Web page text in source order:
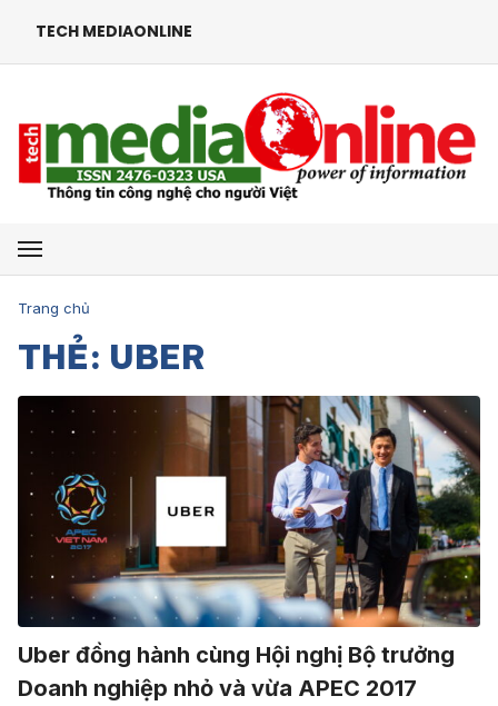
TECH MEDIAONLINE
Mở menu
Trang chủ
THẺ: UBER
Uber đồng hành cùng Hội nghị Bộ trưởng
Doanh nghiệp nhỏ và vừa APEC 2017